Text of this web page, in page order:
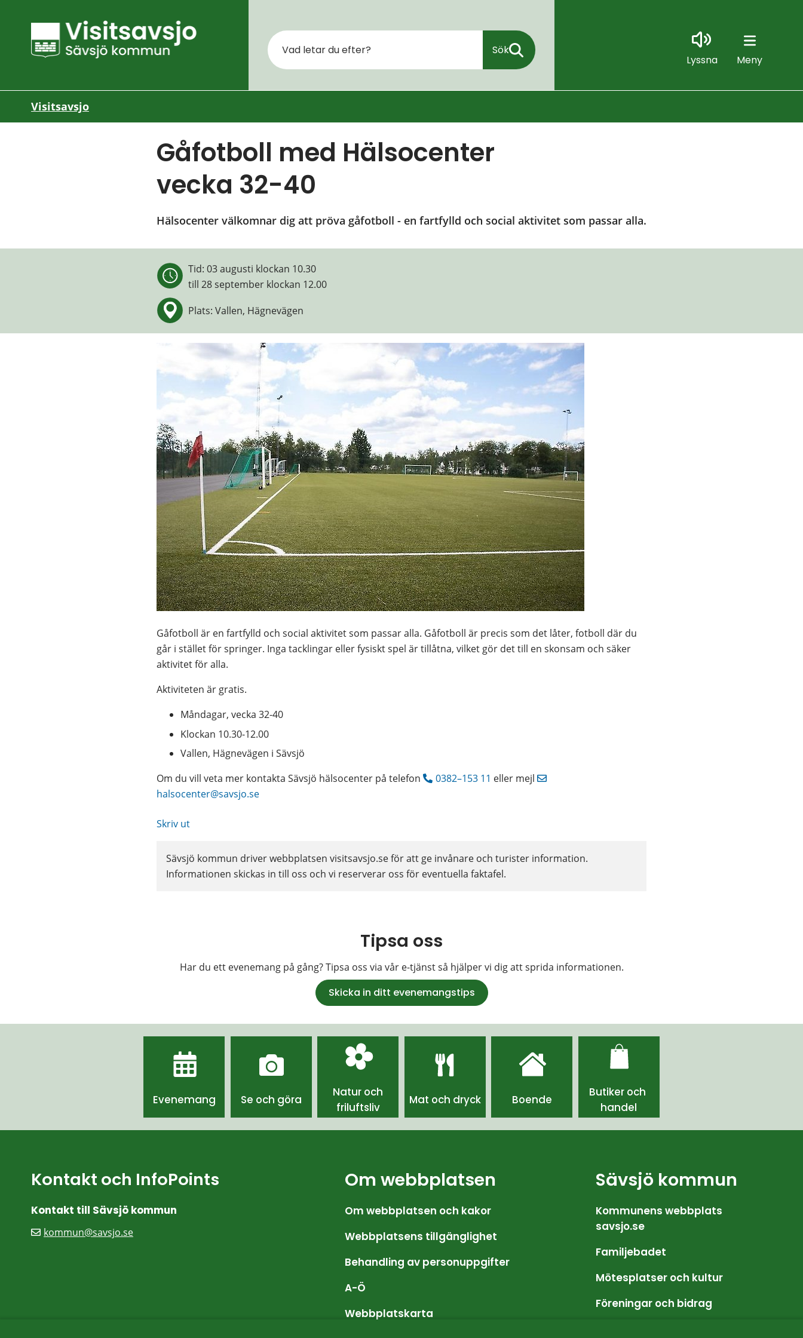
Sök
Lyssna Meny
Visitsavsjo
Gåfotboll med Hälsocenter
vecka 32-40
Hälsocenter välkomnar dig att pröva gåfotboll - en fartfylld och social aktivitet som passar alla.
Tid: 03 augusti klockan 10.30
till 28 september klockan 12.00
Plats: Vallen, Hägnevägen
Gåfotboll är en fartfylld och social aktivitet som passar alla. Gåfotboll är precis som det låter, fotboll där du
går i stället för springer. Inga tacklingar eller fysiskt spel är tillåtna, vilket gör det till en skonsam och säker
aktivitet för alla.
Aktiviteten är gratis.
Måndagar, vecka 32-40
Klockan 10.30-12.00
Vallen, Hägnevägen i Sävsjö
Om du vill veta mer kontakta Sävsjö hälsocenter på telefon
0382–153 11 eller mejl
halsocenter@savsjo.se
Skriv ut
Sävsjö kommun driver webbplatsen visitsavsjo.se för att ge invånare och turister information.
Informationen skickas in till oss och vi reserverar oss för eventuella faktafel.
Tipsa oss
Har du ett evenemang på gång? Tipsa oss via vår e-tjänst så hjälper vi dig att sprida informationen.
Skicka in ditt evenemangstips
Evenemang Se och göra
Natur och
friluftsliv
Mat och dryck Boende
Butiker och
handel
Kontakt och InfoPoints
Kontakt till Sävsjö kommun
kommun@savsjo.se
Om webbplatsen
Om webbplatsen och kakor
Webbplatsens tillgänglighet
Behandling av personuppgifter
A-Ö
Webbplatskarta
Sävsjö kommun
Kommunens webbplats
savsjo.se
Familjebadet
Mötesplatser och kultur
Föreningar och bidrag